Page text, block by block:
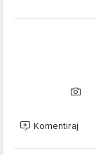
Komentiraj